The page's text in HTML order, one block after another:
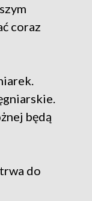
coraz
będą
do